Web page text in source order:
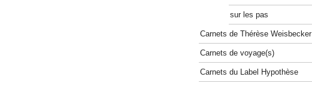
sur les pas
Carnets de Thérèse Weisbecker
Carnets de voyage(s)
Carnets du Label Hypothèse